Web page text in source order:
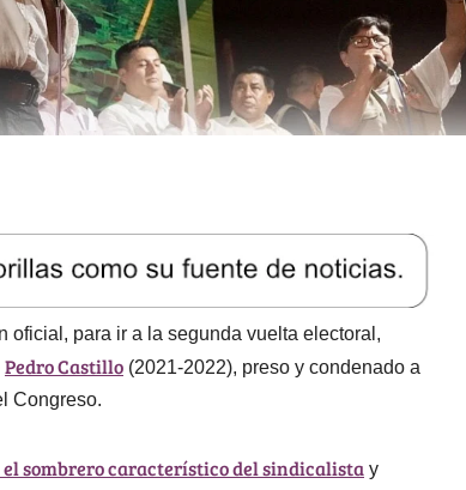
oficial, para ir a la segunda vuelta electoral,
Pedro Castillo (2021-2022), preso y condenado a
Congreso.
el sombrero característico del sindicalista y